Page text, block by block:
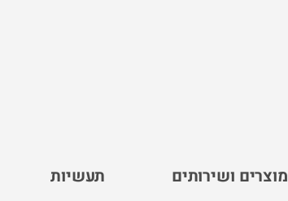
מוצרים ושירותים תעשיות